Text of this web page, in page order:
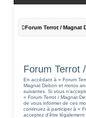
Forum Terrot / Magnat
Forum Terrot
En accédant à « Forum
Magnat Debon et motos
suivantes. Si vous
« Forum Terrot / Magnat
de vous informer de ces
continuez à participer à «
acceptez d’être